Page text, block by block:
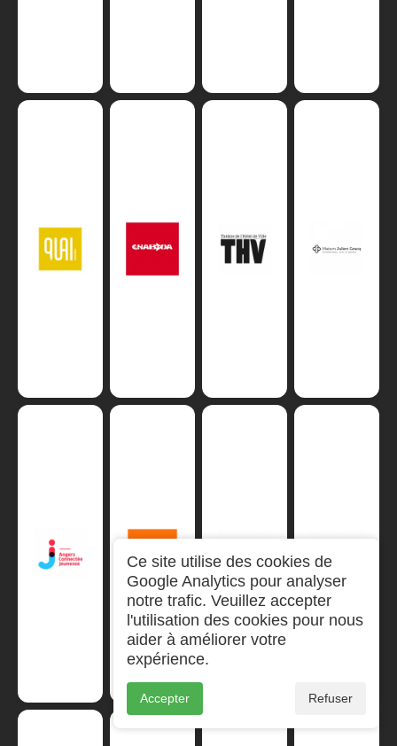
Ce site utilise des cookies de
Google Analytics pour analyser
notre trafic. Veuillez accepter
l'utilisation des cookies pour nous
aider à améliorer votre
expérience.
Accepter Refuser